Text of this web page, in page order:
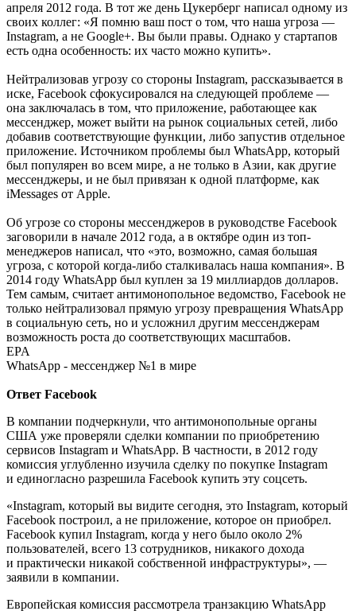
апреля 2012 года. В тот же день Цукерберг написал одному из
своих коллег: «Я помню ваш пост о том, что наша угроза —
Instagram, а не Google+. Вы были правы. Однако у стартапов
есть одна особенность: их часто можно купить».
Нейтрализовав угрозу со стороны Instagram, рассказывается в
иске, Facebook сфокусировался на следующей проблеме —
она заключалась в том, что приложение, работающее как
мессенджер, может выйти на рынок социальных сетей, либо
добавив соответствующие функции, либо запустив отдельное
приложение. Источником проблемы был WhatsApp, который
был популярен во всем мире, а не только в Азии, как другие
мессенджеры, и не был привязан к одной платформе, как
iMessages от Apple.
Об угрозе со стороны мессенджеров в руководстве Facebook
заговорили в начале 2012 года, а в октябре один из топ-
менеджеров написал, что «это, возможно, самая большая
угроза, с которой когда-либо сталкивалась наша компания». В
2014 году WhatsApp был куплен за 19 миллиардов долларов.
Тем самым, считает антимонопольное ведомство, Facebook не
только нейтрализовал прямую угрозу превращения WhatsApp
в социальную сеть, но и усложнил другим мессенджерам
возможность роста до соответствующих масштабов.
EPA
WhatsApp - мессенджер №1 в мире
Ответ Facebook
В компании подчеркнули, что антимонопольные органы
США уже проверяли сделки компании по приобретению
сервисов Instagram и WhatsApp. В частности, в 2012 году
комиссия углубленно изучила сделку по покупке Instagram
и единогласно разрешила Facebook купить эту соцсеть.
«Instagram, который вы видите сегодня, это Instagram, который
Facebook построил, а не приложение, которое он приобрел.
Facebook купил Instagram, когда у него было около 2%
пользователей, всего 13 сотрудников, никакого дохода
и практически никакой собственной инфраструктуры», —
заявили в компании.
Европейская комиссия рассмотрела транзакцию WhatsApp